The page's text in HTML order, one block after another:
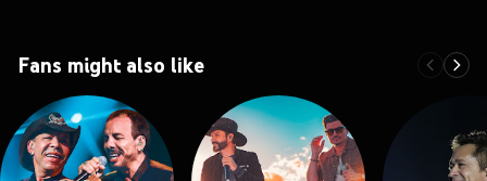
Fans might also like